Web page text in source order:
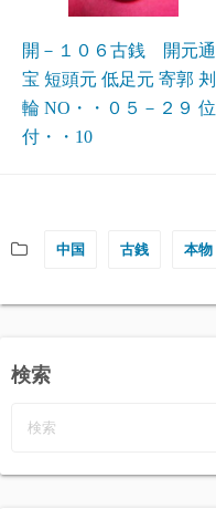
開－１０６古銭 開元通
宝 短頭元 低足元 寄郭 刔
輪 NO・・０５－２９ 位
付・・10
中国 古銭 本物
検索